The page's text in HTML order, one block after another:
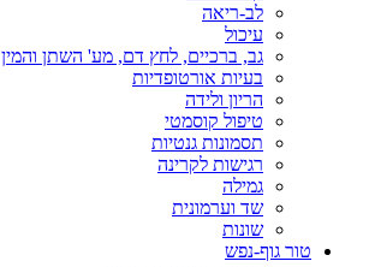
לב-ריאה
עיכול
גב, ברכיים, לחץ דם, מע' השתן והמין
בעיות אורטופדיות
הריון ולידה
טיפול קוסמטי
תסמונות גנטיות
רגישות לקרינה
גמילה
שד וערמונית
שונות
טור גוף-נפש